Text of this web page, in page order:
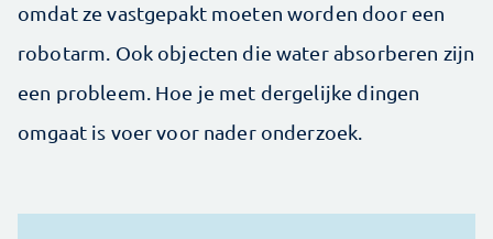
omdat ze vastgepakt moeten worden door een
robotarm. Ook objecten die water absorberen zijn
een probleem. Hoe je met dergelijke dingen
omgaat is voer voor nader onderzoek.